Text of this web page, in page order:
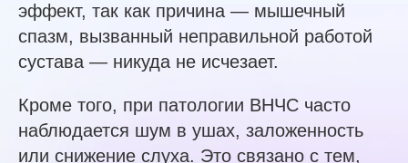
эффект, так как причина — мышечный
спазм, вызванный неправильной работой
сустава — никуда не исчезает.
Кроме того, при патологии ВНЧС часто
наблюдается шум в ушах, заложенность
или снижение слуха. Это связано с тем,